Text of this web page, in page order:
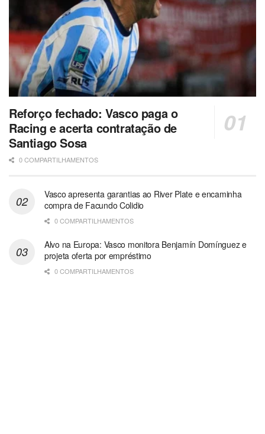
Reforço fechado: Vasco paga o
Racing e acerta contratação de
Santiago Sosa
0 COMPARTILHAMENTOS
Vasco apresenta garantias ao River Plate e encaminha
compra de Facundo Colidio
0 COMPARTILHAMENTOS
Alvo na Europa: Vasco monitora Benjamín Domínguez e
projeta oferta por empréstimo
0 COMPARTILHAMENTOS